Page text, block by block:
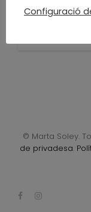
S'acosten
© Marta Soley.
de privadesa.
Configuració